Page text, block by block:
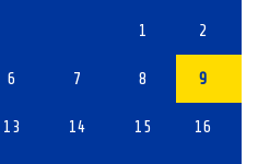
1 2
6 7 8 9
13 14 15 16